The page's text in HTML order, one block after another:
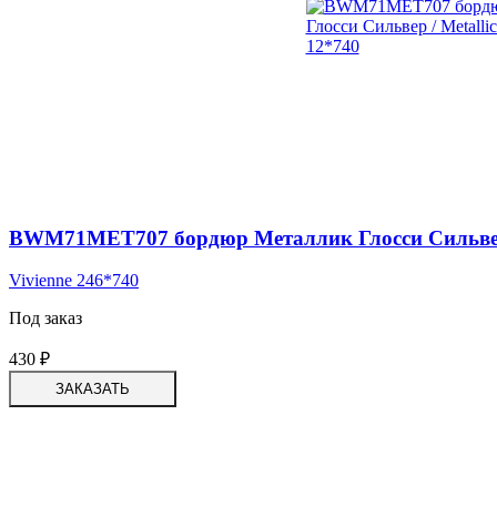
BWM71MET707 бордюр Металлик Глосси
Vivienne 246*740
Под заказ
430 ₽
ЗАКАЗАТЬ